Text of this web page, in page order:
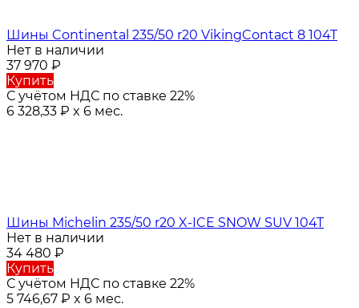
Шины Continental 235/50 r20 VikingContact 8 104T
Нет в наличии
37 970 ₽
Купить
С учётом НДС по ставке 22%
6 328,33 ₽ x 6 мес.
Шины Michelin 235/50 r20 X-ICE SNOW SUV 104T
Нет в наличии
34 480 ₽
Купить
С учётом НДС по ставке 22%
5 746,67 ₽ x 6 мес.